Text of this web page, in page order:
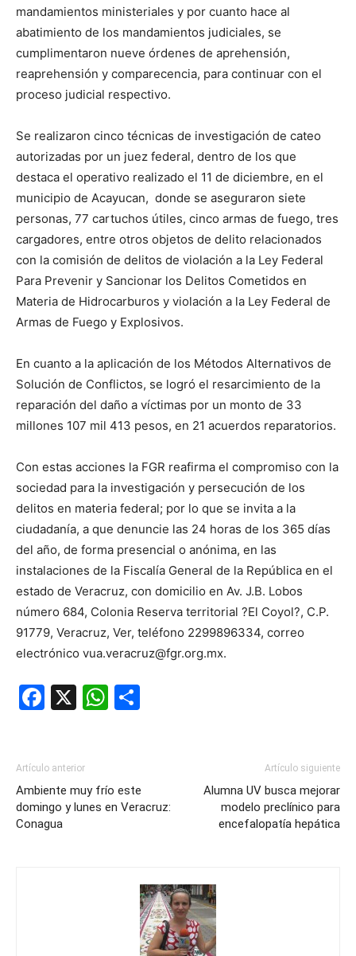
mandamientos ministeriales y por cuanto hace al
abatimiento de los mandamientos judiciales, se
cumplimentaron nueve órdenes de aprehensión,
reaprehensión y comparecencia, para continuar con el
proceso judicial respectivo.
Se realizaron cinco técnicas de investigación de cateo
autorizadas por un juez federal, dentro de los que
destaca el operativo realizado el 11 de diciembre, en el
municipio de Acayucan, donde se aseguraron siete
personas, 77 cartuchos útiles, cinco armas de fuego, tres
cargadores, entre otros objetos de delito relacionados
con la comisión de delitos de violación a la Ley Federal
Para Prevenir y Sancionar los Delitos Cometidos en
Materia de Hidrocarburos y violación a la Ley Federal de
Armas de Fuego y Explosivos.
En cuanto a la aplicación de los Métodos Alternativos de
Solución de Conflictos, se logró el resarcimiento de la
reparación del daño a víctimas por un monto de 33
millones 107 mil 413 pesos, en 21 acuerdos reparatorios.
Con estas acciones la FGR reafirma el compromiso con la
sociedad para la investigación y persecución de los
delitos en materia federal; por lo que se invita a la
ciudadanía, a que denuncie las 24 horas de los 365 días
del año, de forma presencial o anónima, en las
instalaciones de la Fiscalía General de la República en el
estado de Veracruz, con domicilio en Av. J.B. Lobos
número 684, Colonia Reserva territorial ?El Coyol?, C.P.
91779, Veracruz, Ver, teléfono 2299896334, correo
electrónico vua.veracruz@fgr.org.mx.
Facebook
X WhatsApp
Artículo anterior
Ambiente muy frío este
domingo y lunes en Veracruz:
Conagua
Artículo siguiente
Alumna UV busca mejorar
modelo preclínico para
encefalopatía hepática